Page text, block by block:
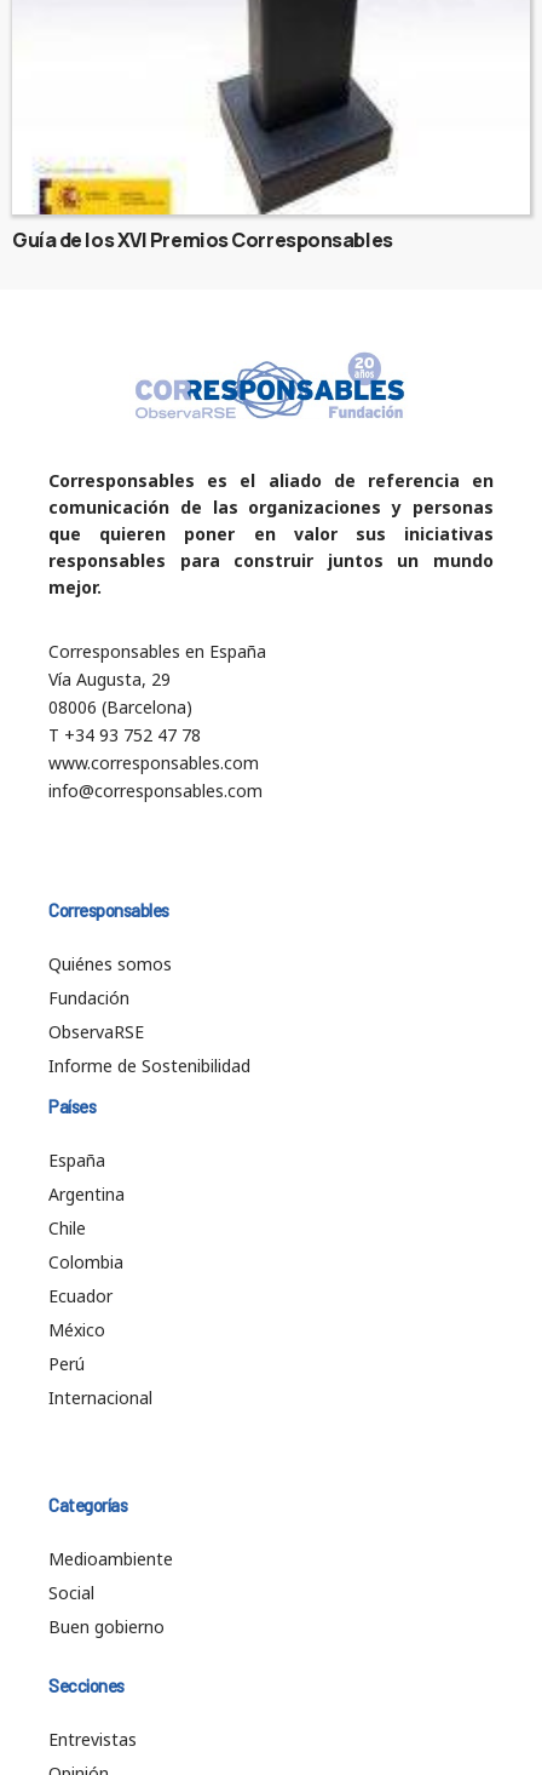
Guía de los XVI Premios Corresponsables
Corresponsables es el aliado de referencia en
comunicación de las organizaciones y personas
que quieren poner en valor sus iniciativas
responsables para construir juntos un mundo
mejor.
Corresponsables en España
Vía Augusta, 29
08006 (Barcelona)
T +34 93 752 47 78
www.corresponsables.com
info@corresponsables.com
Corresponsables
Quiénes somos
Fundación
ObservaRSE
Informe de Sostenibilidad
Países
España
Argentina
Chile
Colombia
Ecuador
México
Perú
Internacional
Categorías
Medioambiente
Social
Buen gobierno
Secciones
Entrevistas